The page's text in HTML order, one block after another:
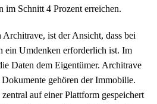
im Schnitt 4 Prozent erreichen.
ist der Ansicht, dass bei
ein Umdenken erforderlich ist. Im
Daten dem Eigentümer. Architrave
gehören der Immobilie.
auf einer Plattform gespeichert